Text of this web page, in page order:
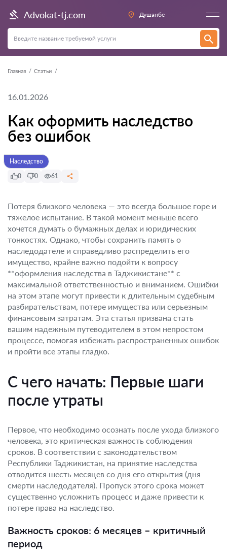
Advokat-tj.com Душанбе
Главная Статьи
16.01.2026
Как оформить наследство
без ошибок
Наследство
0
0 61
Потеря близкого человека — это всегда большое горе и
тяжелое испытание. В такой момент меньше всего
хочется думать о бумажных делах и юридических
тонкостях. Однако, чтобы сохранить память о
наследодателе и справедливо распределить его
имущество, крайне важно подойти к вопросу
**оформления наследства в Таджикистане** с
максимальной ответственностью и вниманием. Ошибки
на этом этапе могут привести к длительным судебным
разбирательствам, потере имущества или серьезным
финансовым затратам. Эта статья призвана стать
вашим надежным путеводителем в этом непростом
процессе, помогая избежать распространенных ошибок
и пройти все этапы гладко.
С чего начать: Первые шаги
после утраты
Первое, что необходимо осознать после ухода близкого
человека, это критическая важность соблюдения
сроков. В соответствии с законодательством
Республики Таджикистан, на принятие наследства
отводится шесть месяцев со дня его открытия (дня
смерти наследодателя). Пропуск этого срока может
существенно усложнить процесс и даже привести к
потере права на наследство.
Важность сроков: 6 месяцев – критичный
период